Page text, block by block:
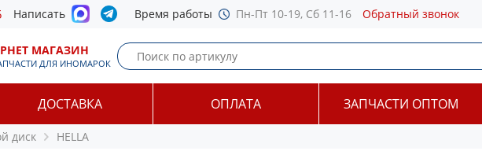
Написать Время работы Пн-Пт 10-19, Сб 11-16 Обратный звонок
МАГАЗИН
ДЛЯ ИНОМАРОК
ДОСТАВКА ОПЛАТА ЗАПЧАСТИ ОПТОМ
диск HELLA